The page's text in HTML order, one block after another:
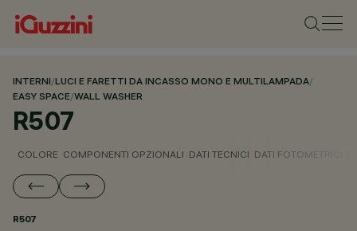
INTERNI/LUCI E FARETTI DA INCASSO MONO E MULTILAMPADA/
EASY SPACE/WALL WASHER
R507
COLORE COMPONENTI OPZIONALI DATI TECNICI DATI FOTOMETRICI
R507